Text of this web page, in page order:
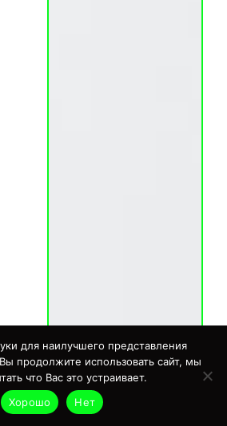
для наилучшего представления
продолжите использовать сайт, мы
что Вас это устраивает.
Хорошо
Нет